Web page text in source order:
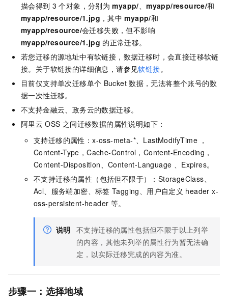
描会得到 3 个对象，分别为 myapp/、myapp/resource/和
myapp/resource/1.jpg ，其中 myapp/和
myapp/resource/会迁移失败，但不影响
myapp/resource/1.jpg 的正常迁移。
若您迁移的源地址中有软链接，数据迁移时，会直接迁移软链
接。关于软链接的详细信息，请参见软链接。
目前仅支持单次迁移单个 Bucket 数据，无法将整个账号的数
据一次性迁移。
不支持金融云、政务云的数据迁移。
阿里云 OSS 之间迁移数据的属性说明如下：
支持迁移的属性：x-oss-meta-*、LastModifyTime ，
Content-Type，Cache-Control，Content-Encoding，
Content-Disposition、Content-Language 、Expires。
不支持迁移的属性（包括但不限于）：StorageClass、
Acl、服务端加密、标签 Tagging、用户自定义 header x-
oss-persistent-header 等。
说明 不支持迁移的属性包括但不限于以上列举
的内容，其他未列举的属性行为暂无法确
定，以实际迁移完成的内容为准。
步骤一：选择地域